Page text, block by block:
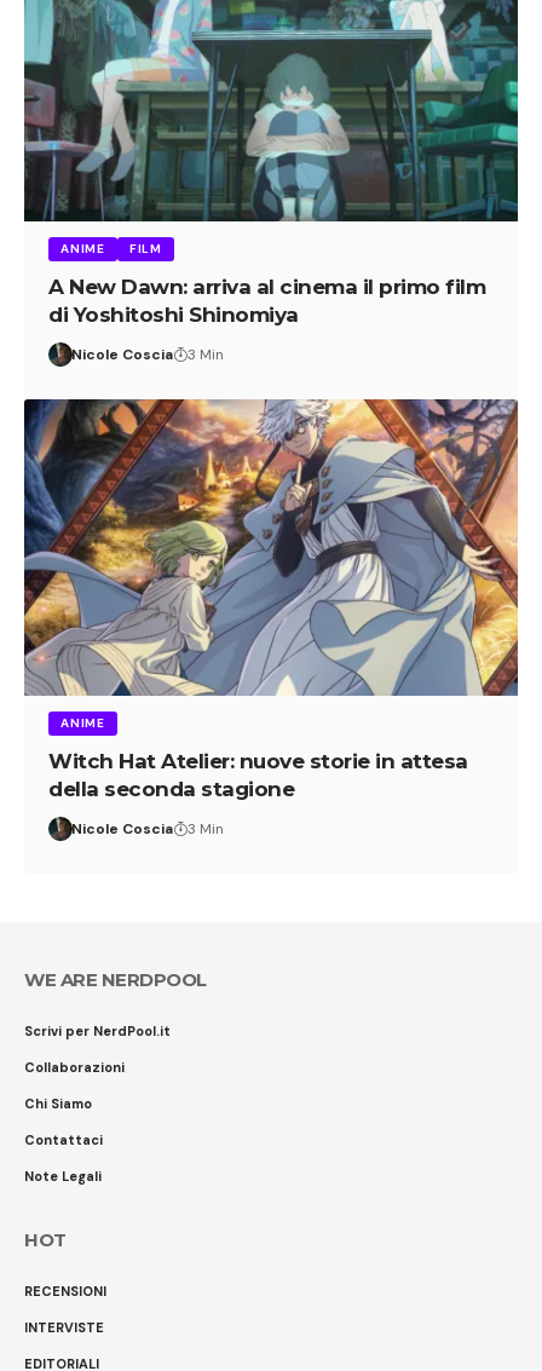
ANIME FILM
A New Dawn: arriva al cinema il primo film
di Yoshitoshi Shinomiya
Nicole Coscia 3 Min
ANIME
Witch Hat Atelier: nuove storie in attesa
della seconda stagione
Nicole Coscia 3 Min
WE ARE NERDPOOL
Scrivi per NerdPool.it
Collaborazioni
Chi Siamo
Contattaci
Note Legali
HOT
RECENSIONI
INTERVISTE
EDITORIALI